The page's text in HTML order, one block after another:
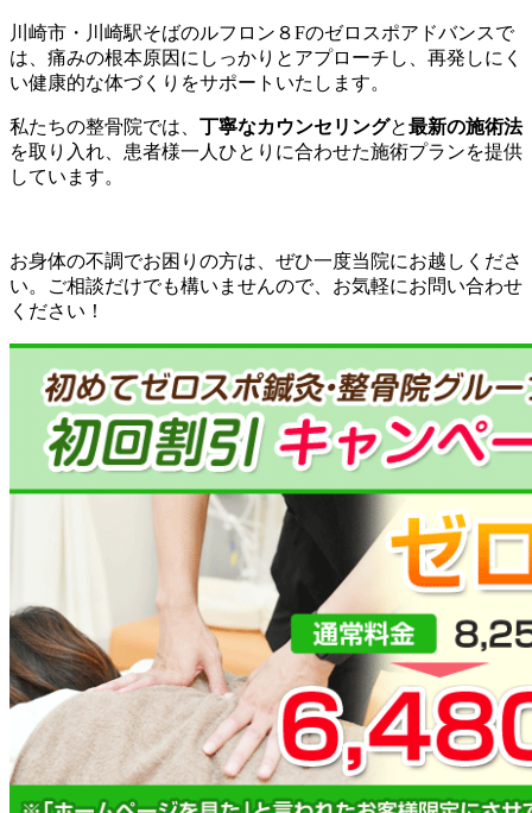
川崎市・川崎駅そばのルフロン８Fのゼロスポアドバンスで
は、痛みの根本原因にしっかりとアプローチし、再発しにく
い健康的な体づくりをサポートいたします。
私たちの整骨院では、 丁寧なカウンセリングと最新の施術法
を取り入れ、患者様一人ひとりに合わせた施術プランを提供
しています。
お身体の不調でお困りの方は、ぜひ一度当院にお越しくださ
い。ご相談だけでも構いませんので、お気軽にお問い合わせ
ください！